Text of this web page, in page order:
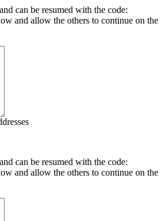
can be resumed with the code:
and allow the others to continue on the
can be resumed with the code:
and allow the others to continue on the